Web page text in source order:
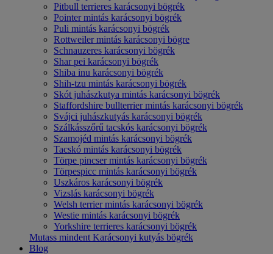
Pitbull terrieres karácsonyi bögrék
Pointer mintás karácsonyi bögrék
Puli mintás karácsonyi bögrék
Rottweiler mintás karácsonyi bögre
Schnauzeres karácsonyi bögrék
Shar pei karácsonyi bögrék
Shiba inu karácsonyi bögrék
Shih-tzu mintás karácsonyi bögrék
Skót juhászkutya mintás karácsonyi bögrék
Staffordshire bullterrier mintás karácsonyi bögrék
Svájci juhászkutyás karácsonyi bögrék
Szálkásszőrű tacskós karácsonyi bögrék
Szamojéd mintás karácsonyi bögrék
Tacskó mintás karácsonyi bögrék
Törpe pincser mintás karácsonyi bögrék
Törpespicc mintás karácsonyi bögrék
Uszkáros karácsonyi bögrék
Vizslás karácsonyi bögrék
Welsh terrier mintás karácsonyi bögrék
Westie mintás karácsonyi bögrék
Yorkshire terrieres karácsonyi bögrék
Mutass mindent Karácsonyi kutyás bögrék
Blog